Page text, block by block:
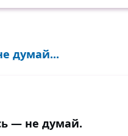
думай...
— не думай.